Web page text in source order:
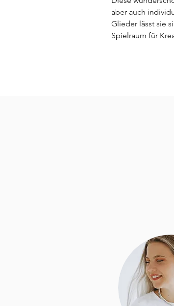
aber auch
Glieder lässt sie
Spielraum für